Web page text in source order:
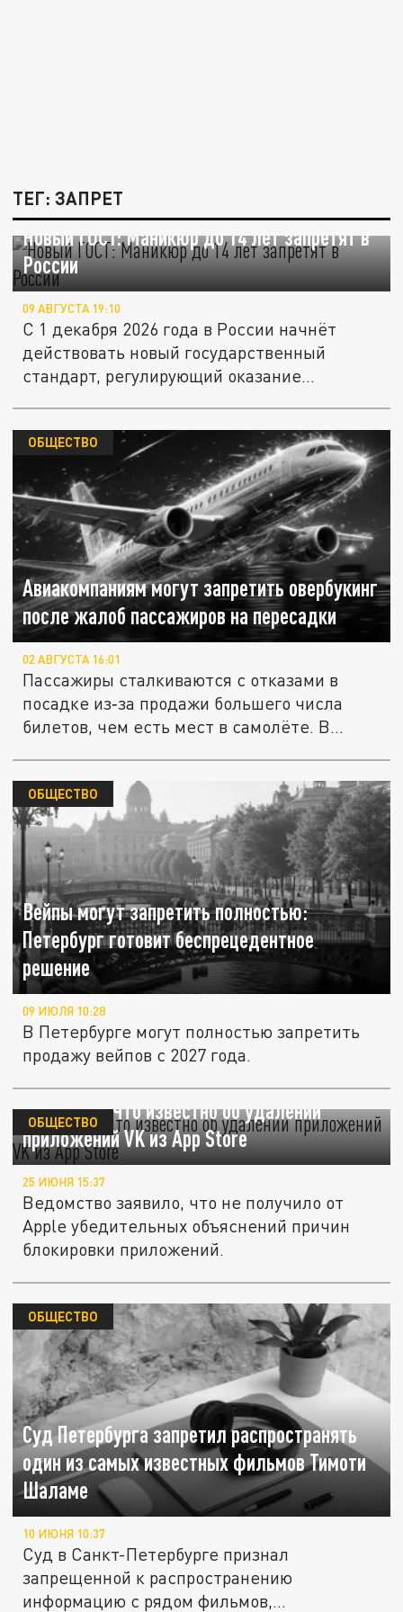
ТЕГ: ЗАПРЕТ
Новый ГОСТ: Маникюр до 14 лет запретят в
России
09 АВГУСТА 19:10
С 1 декабря 2026 года в России начнёт
действовать новый государственный
стандарт, регулирующий оказание...
Авиакомпаниям могут запретить овербукинг
после жалоб пассажиров на пересадки
ОБЩЕСТВО
02 АВГУСТА 16:01
Пассажиры сталкиваются с отказами в
посадке из‑за продажи большего числа
билетов, чем есть мест в самолёте. В...
Вейпы могут запретить полностью:
Петербург готовит беспрецедентное
решение
ОБЩЕСТВО
09 ИЮЛЯ 10:28
В Петербурге могут полностью запретить
продажу вейпов с 2027 года.
Навсегда? Что известно об удалении
приложений VK из App Store
ОБЩЕСТВО
25 ИЮНЯ 15:37
Ведомство заявило, что не получило от
Apple убедительных объяснений причин
блокировки приложений.
Суд Петербурга запретил распространять
один из самых известных фильмов Тимоти
Шаламе
ОБЩЕСТВО
10 ИЮНЯ 10:37
Суд в Санкт-Петербурге признал
запрещенной к распространению
информацию с рядом фильмов,